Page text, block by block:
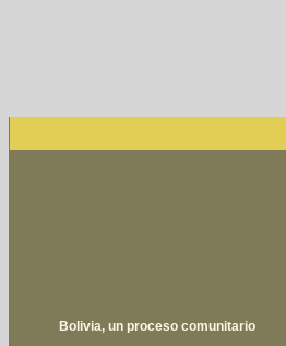
Bolivia, un proceso comunitario